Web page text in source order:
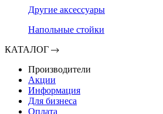
Другие аксессуары
Напольные стойки
КАТАЛОГ
Производители
Акции
Информация
Для бизнеса
Оплата